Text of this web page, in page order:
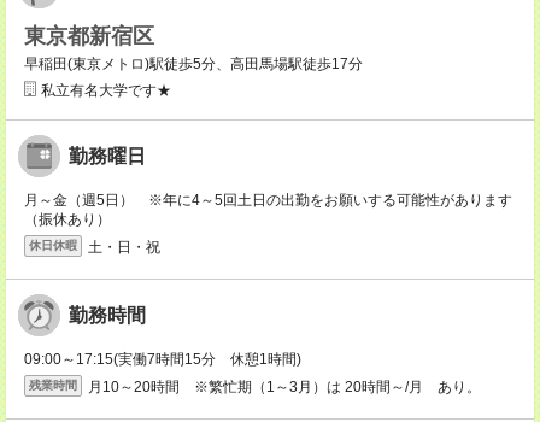
東京都新宿区
早稲田(東京メトロ)駅徒歩5分、高田馬場駅徒歩17分
私立有名大学です★
勤務曜日
月～金（週5日） ※年に4～5回土日の出勤をお願いする可能性があります
（振休あり）
休日休暇 土・日・祝
勤務時間
09:00～17:15(実働7時間15分 休憩1時間)
残業時間 月10～20時間 ※繁忙期（1～3月）は 20時間～/月 あり。